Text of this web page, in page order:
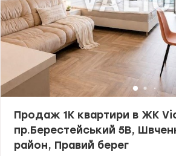
панорамні вікна з подвійним
централізоване прибудинкове
Республіка, два Епіцентри, Магеллан,
Голосіївський парк. Супермаркет Велика
ринок. Поряд з будинком знаходяться
Будується паркінг. Ціна: 62000 у.о. без %
Ольга. valion.ua/1154822
Продаж 1К квартири в ЖК
пр.Берестейський 5В,
район, Правий берег